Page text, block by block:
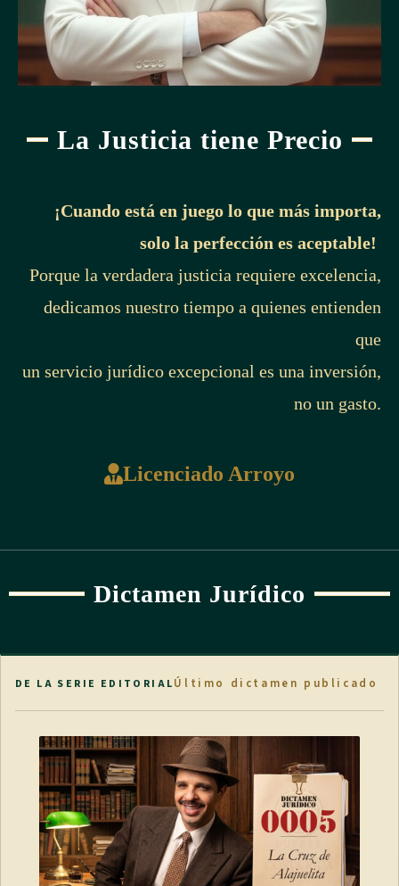
La Justicia tiene Precio
¡Cuando está en juego lo que más importa,
solo la perfección es aceptable!
Porque la verdadera justicia requiere excelencia,
dedicamos nuestro tiempo a quienes entienden
que
un servicio jurídico excepcional es una inversión,
no un gasto.
Licenciado Arroyo
Dictamen Jurídico
DE LA SERIE EDITORIALÚltimo dictamen publicado